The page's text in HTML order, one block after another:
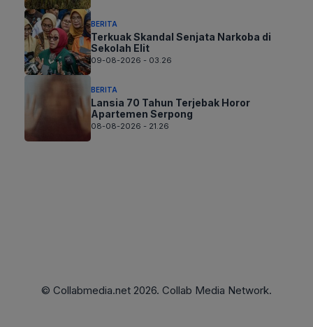
BERITA
Terkuak Skandal Senjata Narkoba di
Sekolah Elit
09-08-2026 - 03.26
BERITA
Lansia 70 Tahun Terjebak Horor
Apartemen Serpong
08-08-2026 - 21.26
© Collabmedia.net 2026. Collab Media Network.